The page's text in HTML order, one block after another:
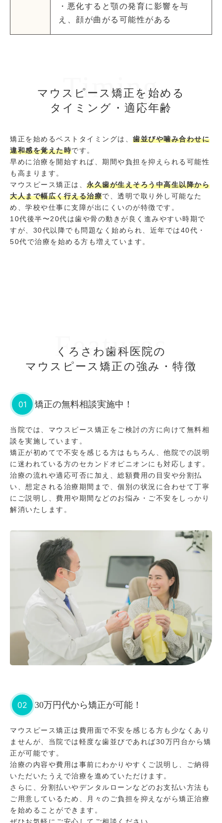
・悪化すると顎の発育に影響を与
え、顔が曲がる可能性がある
Timing
マウスピース矯正を始める
タイミング・適応年齢
矯正を始めるベストタイミングは、 歯並びや噛み合わせに
違和感を覚えた時です。
早めに治療を開始すれば、期間や負担を抑えられる可能性
も高まります。
マウスピース矯正は、 永久歯が生えそろう中高生以降から
大人まで幅広く行える治療で、透明で取り外し可能なた
め、学校や仕事に支障が出にくいのが特徴です。
10代後半〜20代は歯や骨の動きが良く進みやすい時期で
すが、30代以降でも問題なく始められ、近年では40代・
50代で治療を始める方も増えています。
Features
くろさわ歯科医院の
マウスピース矯正の強み・特徴
01 矯正の無料相談実施中！
当院では、マウスピース矯正をご検討の方に向けて無料相
談を実施しています。
矯正が初めてで不安を感じる方はもちろん、他院での説明
に迷われている方のセカンドオピニオンにも対応します。
治療の流れや適応可否に加え、総額費用の目安や分割払
い、想定される治療期間まで、個別の状況に合わせて丁寧
にご説明し、費用や期間などのお悩み・ご不安をしっかり
解消いたします。
02 30万円代から矯正が可能！
マウスピース矯正は費用面で不安を感じる方も少なくあり
ませんが、当院では軽度な歯並びであれば30万円台から矯
正が可能です。
治療の内容や費用は事前にわかりやすくご説明し、ご納得
いただいたうえで治療を進めていただけます。
さらに、分割払いやデンタルローンなどのお支払い方法も
ご用意しているため、月々のご負担を抑えながら矯正治療
を始めることができます。